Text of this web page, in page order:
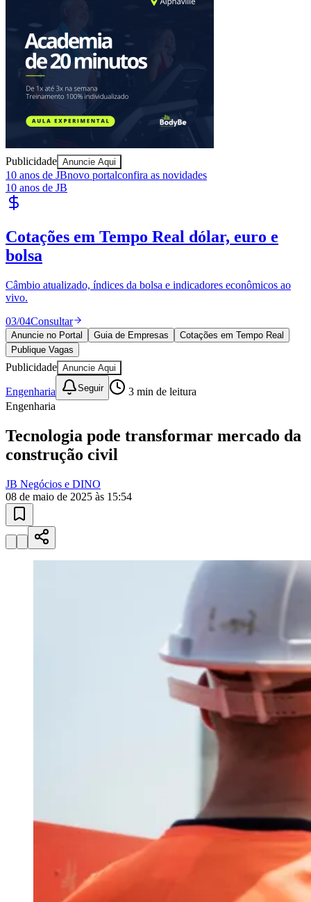
Juventude
Ceará
Publicidade Anuncie Aqui
10 anos de JBnovo portalconfira as novidades
10 anos de JB
Cotações em Tempo Real dólar, euro e
bolsa
Câmbio atualizado, índices da bolsa e indicadores econômicos ao
vivo.
03/04Consultar
Anuncie no Portal Guia de Empresas
Cotações em Tempo Real
Publique Vagas
Publicidade Anuncie Aqui
Engenharia Seguir 3 min de leitura
Engenharia
Tecnologia pode transformar mercado da
construção civil
JB Negócios e DINO
08 de maio de 2025 às 15:54